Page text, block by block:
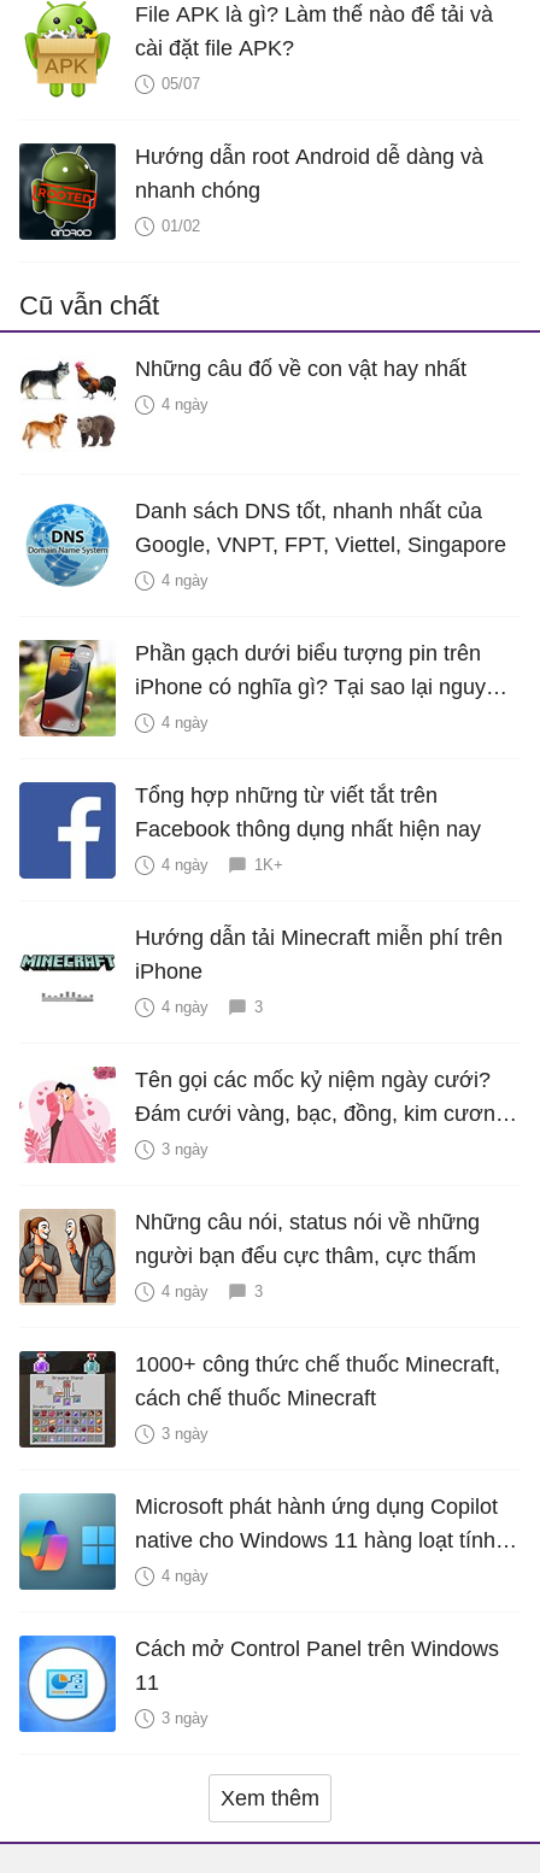
File APK là gì? Làm thế nào để tải và
cài đặt file APK?
05/07
Hướng dẫn root Android dễ dàng và
nhanh chóng
01/02
Cũ vẫn chất
Những câu đố về con vật hay nhất
4 ngày
Danh sách DNS tốt, nhanh nhất của
Google, VNPT, FPT, Viettel, Singapore
4 ngày
Phần gạch dưới biểu tượng pin trên
iPhone có nghĩa gì? Tại sao lại nguy
hiểm?
4 ngày
Tổng hợp những từ viết tắt trên
Facebook thông dụng nhất hiện nay
4 ngày 1K+
Hướng dẫn tải Minecraft miễn phí trên
iPhone
4 ngày 3
Tên gọi các mốc kỷ niệm ngày cưới?
Đám cưới vàng, bạc, đồng, kim cương
là bao nhiêu năm?
3 ngày
Những câu nói, status nói về những
người bạn đểu cực thâm, cực thấm
4 ngày 3
1000+ công thức chế thuốc Minecraft,
cách chế thuốc Minecraft
3 ngày
Microsoft phát hành ứng dụng Copilot
native cho Windows 11 hàng loạt tính
năng mới Hữu Ích
4 ngày
Cách mở Control Panel trên Windows
11
3 ngày
Xem thêm